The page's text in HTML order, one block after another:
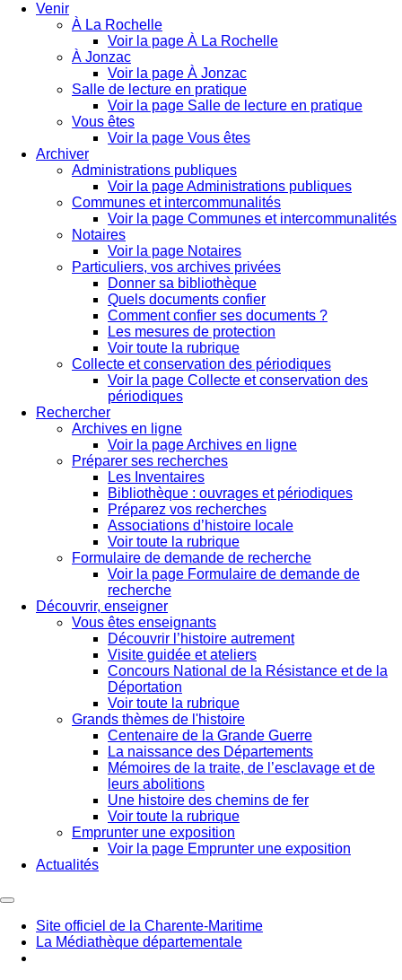
Venir
À La Rochelle
Voir la page À La Rochelle
À Jonzac
Voir la page À Jonzac
Salle de lecture en pratique
Voir la page Salle de lecture en pratique
Vous êtes
Voir la page Vous êtes
Archiver
Administrations publiques
Voir la page Administrations publiques
Communes et intercommunalités
Voir la page Communes et intercommunalités
Notaires
Voir la page Notaires
Particuliers, vos archives privées
Donner sa bibliothèque
Quels documents confier
Comment confier ses documents ?
Les mesures de protection
Voir toute la rubrique
Collecte et conservation des périodiques
Voir la page Collecte et conservation des
périodiques
Rechercher
Archives en ligne
Voir la page Archives en ligne
Préparer ses recherches
Les Inventaires
Bibliothèque : ouvrages et périodiques
Préparez vos recherches
Associations d’histoire locale
Voir toute la rubrique
Formulaire de demande de recherche
Voir la page Formulaire de demande de
recherche
Découvrir, enseigner
Vous êtes enseignants
Découvrir l’histoire autrement
Visite guidée et ateliers
Concours National de la Résistance et de la
Déportation
Voir toute la rubrique
Grands thèmes de l'histoire
Centenaire de la Grande Guerre
La naissance des Départements
Mémoires de la traite, de l’esclavage et de
leurs abolitions
Une histoire des chemins de fer
Voir toute la rubrique
Emprunter une exposition
Voir la page Emprunter une exposition
Actualités
Site officiel de la Charente-Maritime
La Médiathèque départementale